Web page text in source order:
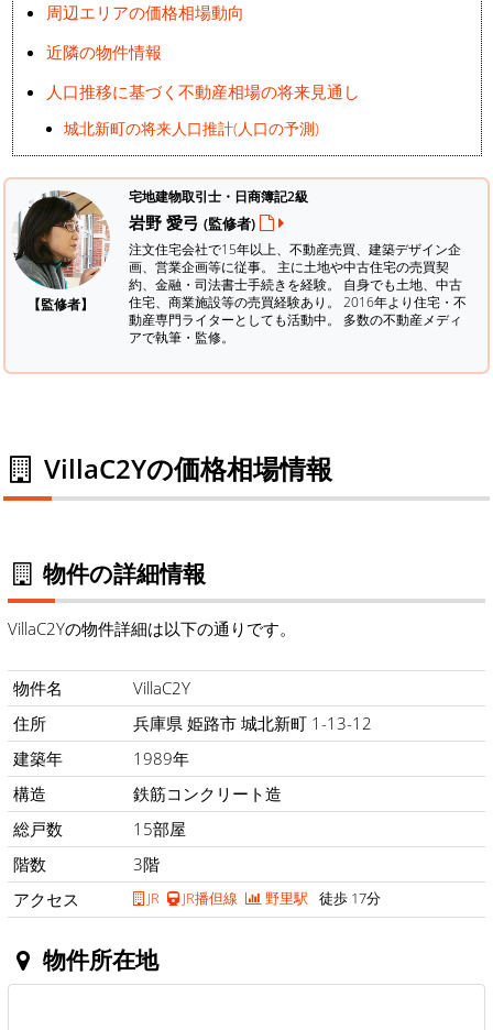
周辺エリアの価格相場動向
近隣の物件情報
人口推移に基づく不動産相場の将来見通し
城北新町の将来人口推計(人口の予測)
【監修者】
宅地建物取引士・日商簿記2級
岩野 愛弓 (監修者)
注文住宅会社で15年以上、不動産売買、建築デザイン企
画、営業企画等に従事。 主に土地や中古住宅の売買契
約、金融・司法書士手続きを経験。 自身でも土地、中古
住宅、商業施設等の売買経験あり。 2016年より住宅・不
動産専門ライターとしても活動中。 多数の不動産メディ
アで執筆・監修。
VillaC2Yの価格相場情報
物件の詳細情報
VillaC2Yの物件詳細は以下の通りです。
物件名
VillaC2Y
住所
兵庫県 姫路市 城北新町 1-13-12
建築年
1989年
構造
鉄筋コンクリート造
総戸数
15部屋
階数
3階
アクセス
JR JR播但線 野里駅 徒歩 17分
物件所在地